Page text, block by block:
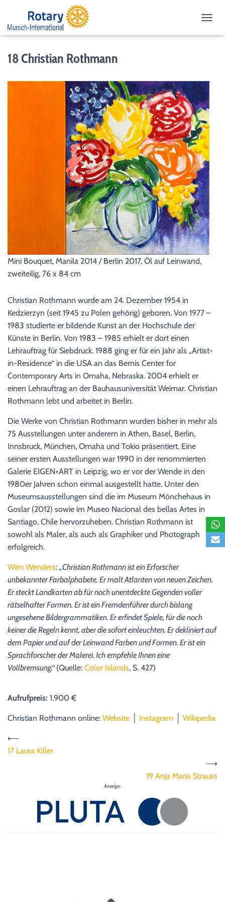
18 Christian Rothmann
Mini Bouquet, Manila 2014 / Berlin 2017, Öl auf Leinwand,
zweiteilig, 76 x 84 cm
Christian Rothmann wurde am 24. Dezember 1954 in
Kedzierzyn (seit 1945 zu Polen gehörig) geboren. Von 1977 –
1983 studierte er bildende Kunst an der Hochschule der
Künste in Berlin. Von 1983 – 1985 erhielt er dort einen
Lehrauftrag für Siebdruck. 1988 ging er für ein Jahr als „Artist-
in-Residence“ in die USA an das Bernis Center for
Contemporary Arts in Omaha, Nebraska. 2004 erhielt er
einen Lehrauftrag an der Bauhausuniversität Weimar. Christian
Rothmann lebt und arbeitet in Berlin.
Die Werke von Christian Rothmann wurden bisher in mehr als
75 Ausstellungen unter anderem in Athen, Basel, Berlin,
Innsbruck, München, Omaha und Tokio präsentiert. Eine
seiner ersten Ausstellungen war 1990 in der renommierten
Galerie EIGEN+ART in Leipzig, wo er vor der Wende in den
1980er Jahren schon einmal ausgestellt hatte. Unter den
Museumsausstellungen sind die im Museum Mönchehaus in
Goslar (2012) sowie im Museo Nacional des bellas Artes in
Santiago, Chile hervorzuheben. Christian Rothmann ist
sowohl als Maler, als auch als Graphiker und Photograph
erfolgreich.
Wim Wenders: „Christian Rothmann ist ein Erforscher
unbekannter Farbalphabete. Er malt Atlanten von neuen Zeichen.
Er steckt Landkarten ab für noch unentdeckte Gegenden voller
rätselhafter Formen. Er ist ein Fremdenführer durch bislang
ungesehene Bildergrammatiken. Er erfindet Spiele, für die noch
keiner die Regeln kennt, aber die sofort einleuchten. Er dekliniert auf
dem Papier und auf der Leinwand Farben und Formen. Er ist ein
Sprachforscher der Malerei. Ich empfehle Ihnen eine
Vollbremsung.“ (Quelle: Color Islands, S. 427)
Aufrufpreis: 1.900 €
Christian Rothmann online: Website Instagram Wikipedia
⟵
17 Laura Killer
⟶
19 Anja Maria Strauss
Anzeige: